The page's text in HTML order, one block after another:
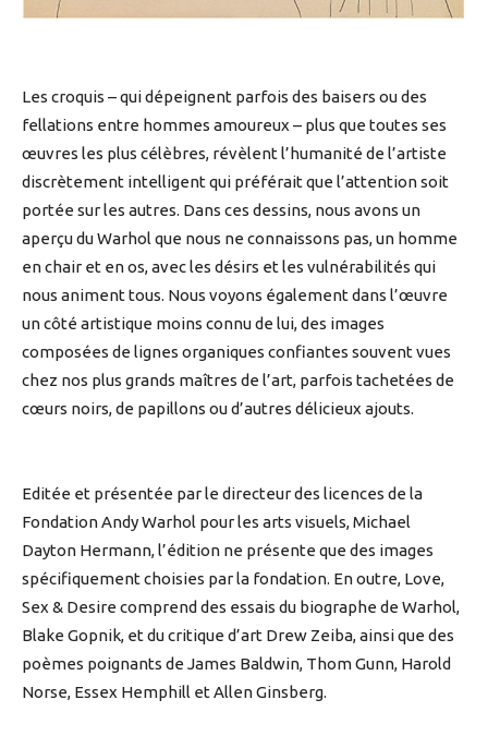
Les croquis – qui dépeignent parfois des baisers ou des
fellations entre hommes amoureux – plus que toutes ses
œuvres les plus célèbres, révèlent l’humanité de l’artiste
discrètement intelligent qui préférait que l’attention soit
portée sur les autres. Dans ces dessins, nous avons un
aperçu du Warhol que nous ne connaissons pas, un homme
en chair et en os, avec les désirs et les vulnérabilités qui
nous animent tous. Nous voyons également dans l’œuvre
un côté artistique moins connu de lui, des images
composées de lignes organiques confiantes souvent vues
chez nos plus grands maîtres de l’art, parfois tachetées de
cœurs noirs, de papillons ou d’autres délicieux ajouts.
Editée et présentée par le directeur des licences de la
Fondation Andy Warhol pour les arts visuels, Michael
Dayton Hermann, l’édition ne présente que des images
spécifiquement choisies par la fondation. En outre, Love,
Sex & Desire comprend des essais du biographe de Warhol,
Blake Gopnik, et du critique d’art Drew Zeiba, ainsi que des
poèmes poignants de James Baldwin, Thom Gunn, Harold
Norse, Essex Hemphill et Allen Ginsberg.